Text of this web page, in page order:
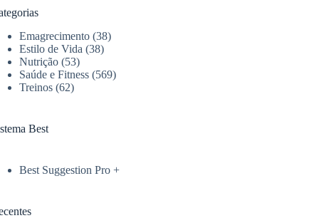
Emagrecimento (38)
Estilo de Vida (38)
Nutrição (53)
Saúde e Fitness (569)
Treinos (62)
Best
Best Suggestion Pro +